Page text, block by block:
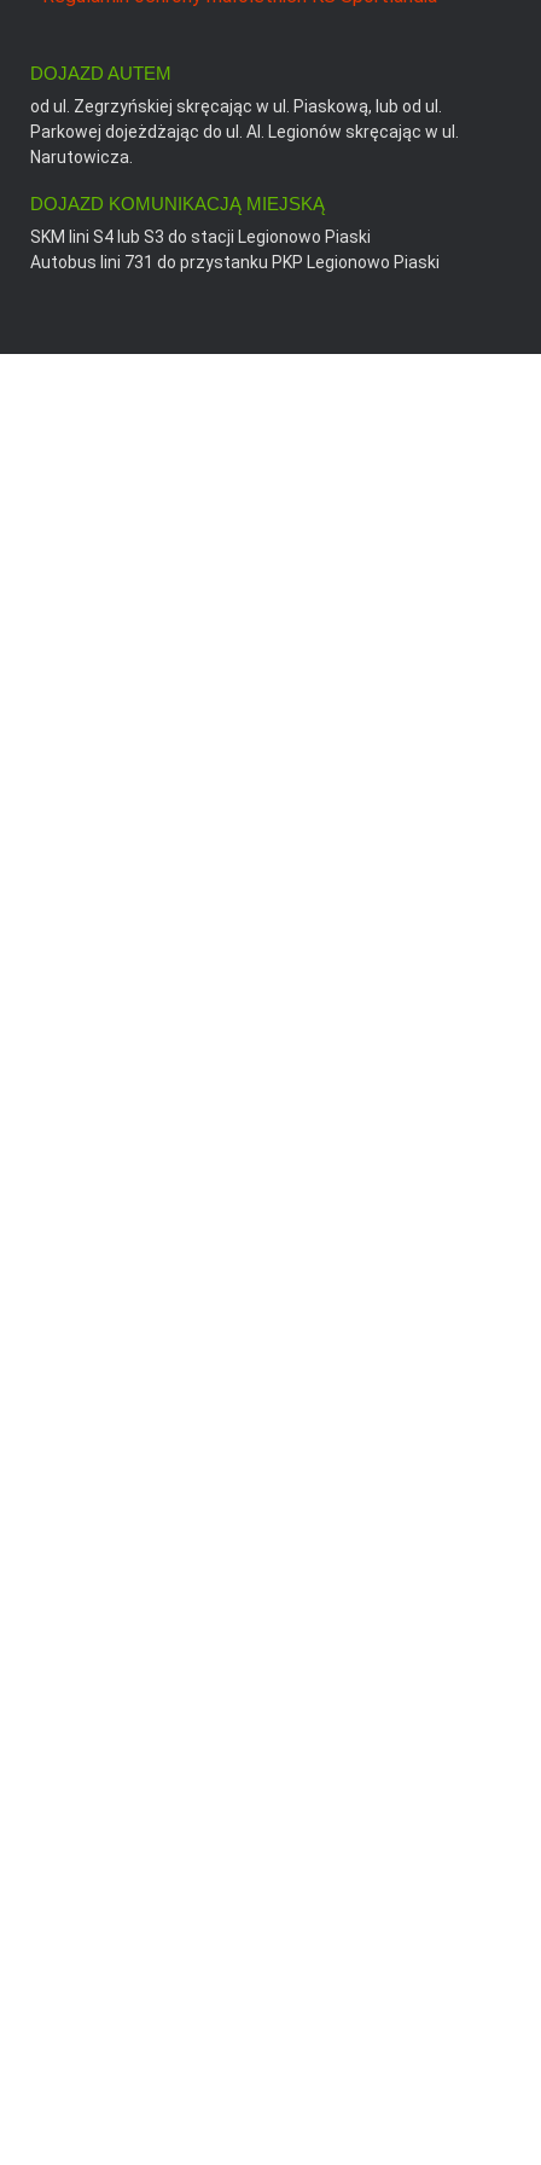
DOJAZD AUTEM
od ul. Zegrzyńskiej skręcając w ul. Piaskową, lub od ul.
Parkowej dojeżdżając do ul. Al. Legionów skręcając w ul.
Narutowicza.
DOJAZD KOMUNIKACJĄ MIEJSKĄ
SKM lini S4 lub S3 do stacji Legionowo Piaski
Autobus lini 731 do przystanku PKP Legionowo Piaski